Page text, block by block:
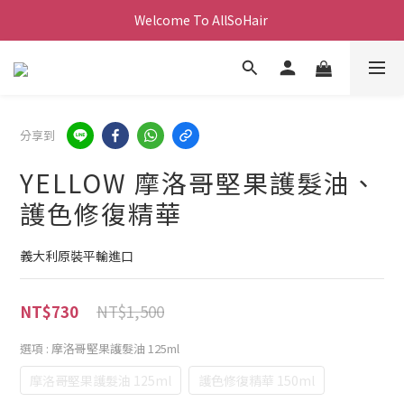
Welcome To AllSoHair
分享到
YELLOW 摩洛哥堅果護髮油、
護色修復精華
義大利原裝平輸進口
NT$1,500
NT$730
選項 : 摩洛哥堅果護髮油 125ml
摩洛哥堅果護髮油 125ml 護色修復精華 150ml